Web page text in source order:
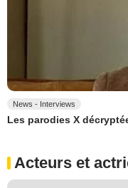
News - Interviews
Les parodies X
Acteurs et